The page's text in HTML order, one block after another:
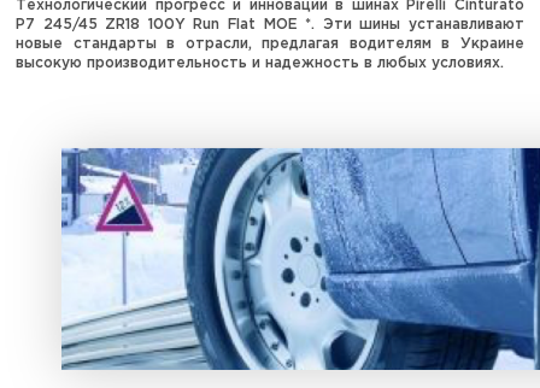
Технологический прогресс и инновации в шинах Pirelli Cinturato
P7 245/45 ZR18 100Y Run Flat MOE *. Эти шины устанавливают
новые стандарты в отрасли, предлагая водителям в Украине
высокую производительность и надежность в любых условиях.